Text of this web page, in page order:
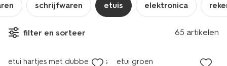
schrijfwaren etuis elektronica
filter en sorteer 65 artikelen
nieuw
etui hartjes met dubbele rits etui groen